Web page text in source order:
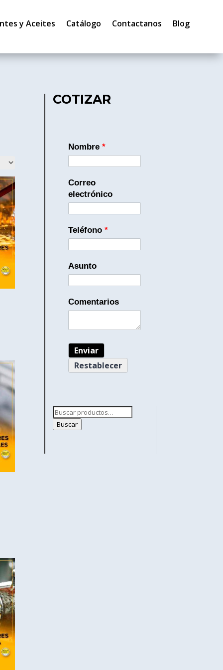
y Aceites Catálogo Contactanos Blog
COTIZAR
Nombre*
Correo
electrónico
Teléfono*
Asunto
Comentarios
Buscar
por:
Buscar